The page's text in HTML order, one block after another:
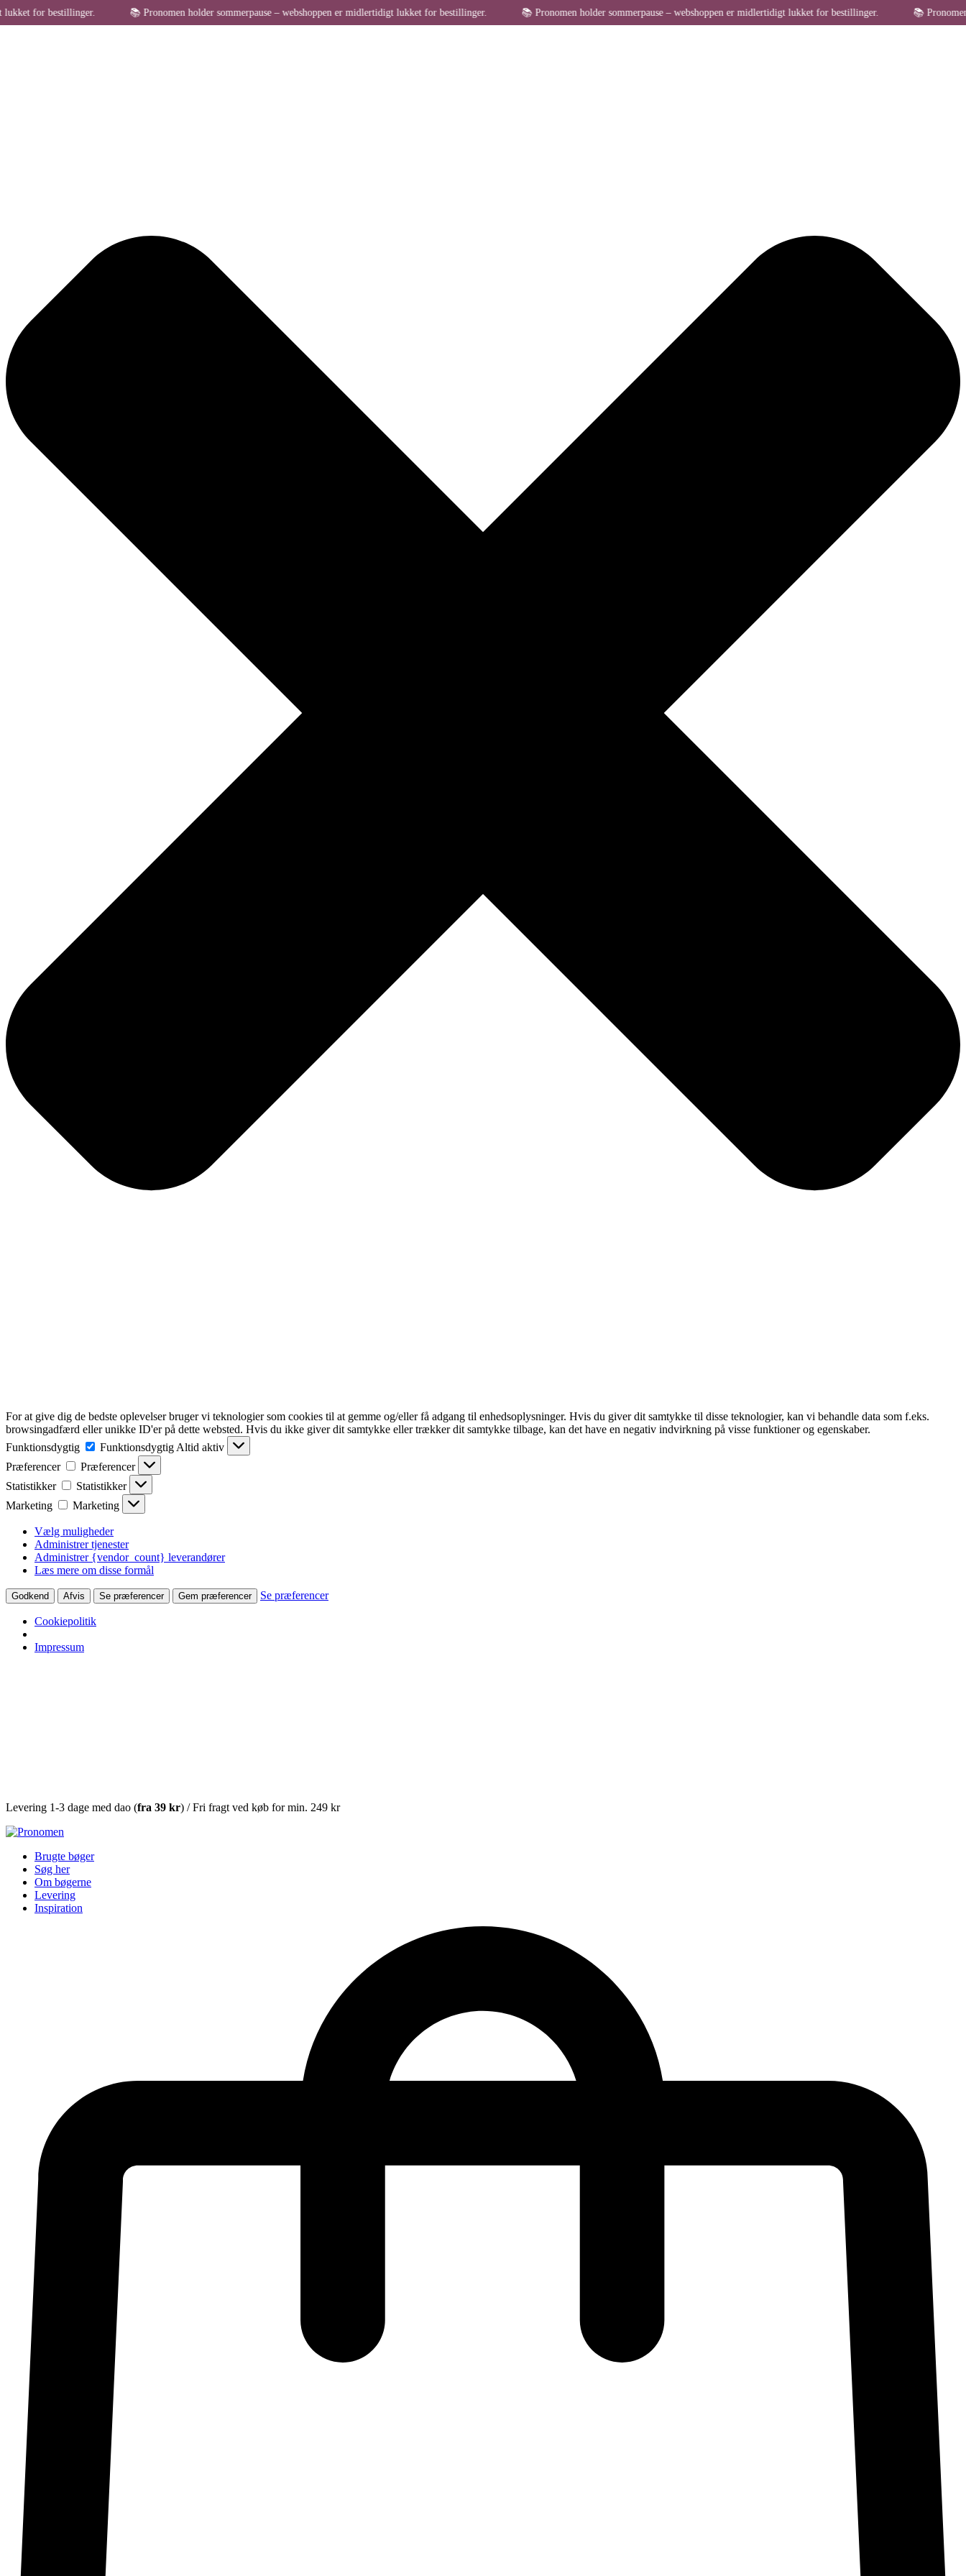
Administrer samtykke til cookies
For at give dig de bedste oplevelser bruger vi teknologier som cookies til at gemme og/eller få adgang til enhedsoplysninger. Hvis du giver dit samtykke til disse teknologier, kan vi behandle data som f.eks.
browsingadfærd eller unikke ID'er på dette websted. Hvis du ikke giver dit samtykke eller trækker dit samtykke tilbage, kan det have en negativ indvirkning på visse funktioner og egenskaber.
Funktionsdygtig
Funktionsdygtig Altid aktiv
Præferencer
Præferencer
Statistikker
Statistikker
Marketing
Marketing
Vælg muligheder
Administrer tjenester
Administrer {vendor_count} leverandører
Læs mere om disse formål
Godkend Afvis Se præferencer Gem præferencer Se præferencer
Cookiepolitik
Impressum
Levering 1-3 dage med dao (fra 39 kr) / Fri fragt ved køb for min. 249 kr
Brugte bøger
Søg her
Om bøgerne
Levering
Inspiration
bestillinger. 📚 Pronomen holder sommerpause – webshoppen er midlertidigt lukket for bestillinger. 📚 Pronomen holder sommerpause – webshoppen er midlertidigt lukket for bestillinger. 📚 Pronomen holder